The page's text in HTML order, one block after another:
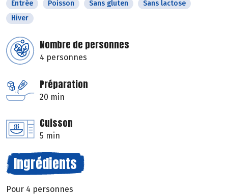
Entrée Poisson Sans gluten
Sans lactose
Hiver
Nombre de personnes
4 personnes
Préparation
20 min
Cuisson
5 min
Ingrédients
Pour 4 personnes